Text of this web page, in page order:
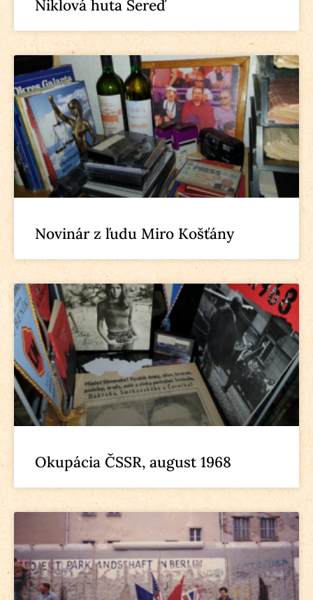
Niklová huta Sereď
Novinár z ľudu Miro Košťány
Okupácia ČSSR, august 1968